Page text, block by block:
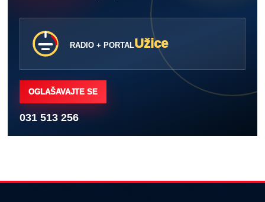
RADIO + PORTALUžice
OGLAŠAVAJTE SE
031 513 256